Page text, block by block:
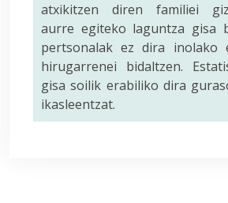
atxikitzen diren familiei
aurre egiteko laguntza gisa
pertsonalak ez dira inolako
hirugarrenei bidaltzen.
gisa soilik erabiliko dira
ikasleentzat.